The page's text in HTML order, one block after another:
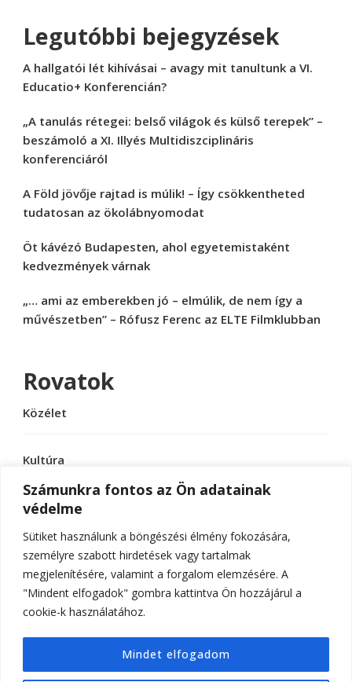
Számunkra fontos az Ön adatainak
védelme
Sütiket használunk a böngészési élmény fokozására,
személyre szabott hirdetések vagy tartalmak
megjelenítésére, valamint a forgalom elemzésére. A
"Mindent elfogadok" gombra kattintva Ön hozzájárul a
cookie-k használatához.
Mindet elfogadom
Legutóbbi bejegyzések
A hallgatói lét kihívásai – avagy mit tanultunk a VI.
Educatio+ Konferencián?
„A tanulás rétegei: belső világok és külső terepek” –
beszámoló a XI. Illyés Multidiszciplináris
konferenciáról
A Föld jövője rajtad is múlik! – Így csökkentheted
tudatosan az ökolábnyomodat
Öt kávézó Budapesten, ahol egyetemistaként
kedvezmények várnak
„… ami az emberekben jó – elmúlik, de nem így a
művészetben” – Rófusz Ferenc az ELTE Filmklubban
Rovatok
Közélet
Kultúra
Sport
Tudomány
© Szerzői jog 2026ELTE Online
fenntartva.Hello Fashion | FejlesztetteBlossom